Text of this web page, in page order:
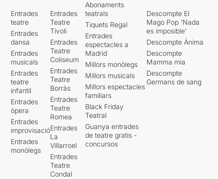
Entrades
teatre
Entrades
dansa
Entrades
musicals
Entrades
teatre
infantil
Entrades
òpera
Entrades
improvisació
Entrades
monòlegs
Entrades
Teatre
Tívoli
Entrades
Teatre
Coliseum
Entrades
Teatre
Borràs
Entrades
Teatre
Romea
Entrades
La
Villarroel
Entrades
Teatre
Condal
Abonaments
teatrals
Tiquets Regal
Entrades
espectacles a
Madrid
Millors monòlegs
Millors musicals
Millors espectacles
familiars
Black Friday
Teatral
Guanya entrades
de teatre gratis -
concursos
Descompte El
Mago Pop 'Nada
es imposible'
Descompte Ànima
Descompte
Mamma mia
Descompte
Germans de sang